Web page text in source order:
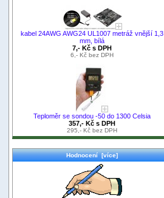
kabel 24AWG AWG24 UL1007 metráž vnější 1,3
mm, bílá
7,- Kč s DPH
6,- Kč bez DPH
Teploměr se sondou -50 do 1300 Celsia
357,- Kč s DPH
295,- Kč bez DPH
Hodnocení [více]